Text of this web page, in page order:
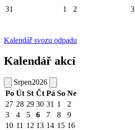
31 1 2 3
Kalendář svozu odpadu
Kalendář akcí
Srpen2026
Po Út St Čt Pá So Ne
27 28 29 30 31 1
2
3
4 5 6 7 8
9
10 11 12 13 14 15 16